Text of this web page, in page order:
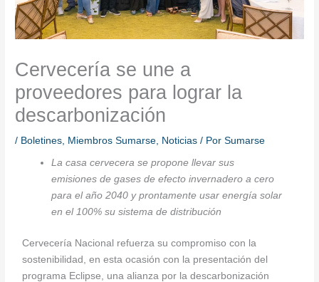
Cervecería se une a
proveedores para lograr la
descarbonización
/ Boletines, Miembros Sumarse, Noticias / PorSumarse
La casa cervecera se propone llevar sus
emisiones de gases de efecto invernadero a cero
para el año 2040 y prontamente usar energía solar
en el 100% su sistema de distribución
Cervecería Nacional refuerza su compromiso con la
sostenibilidad, en esta ocasión con la presentación del
programa Eclipse, una alianza por la descarbonización